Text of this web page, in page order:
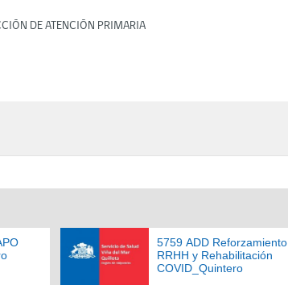
DE ATENCIÓN PRIMARIA
5759 ADD Reforzamiento
RRHH y Rehabilitación
COVID_Quintero